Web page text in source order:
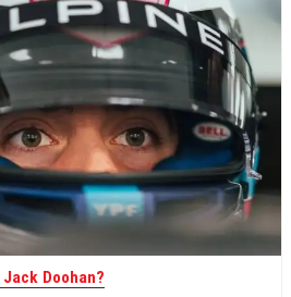
Doohan?